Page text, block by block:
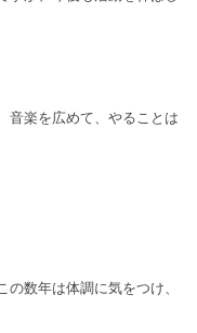
音楽を広めて、やることは
数年は体調に気をつけ、